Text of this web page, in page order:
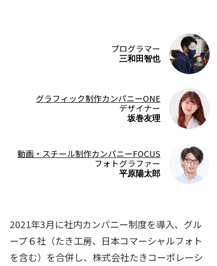
プログラマー
三和田智也
グラフィック制作カンパニーONE
デザイナー
坂巻友理
動画・スチール制作カンパニーFOCUS
フォトグラファー
平原陽太郎
2021年3月に社内カンパニー制度を導入、グル
ープ６社（たき工房、日本コマーシャルフォト
を含む）を合併し、株式会社たきコーポレーシ